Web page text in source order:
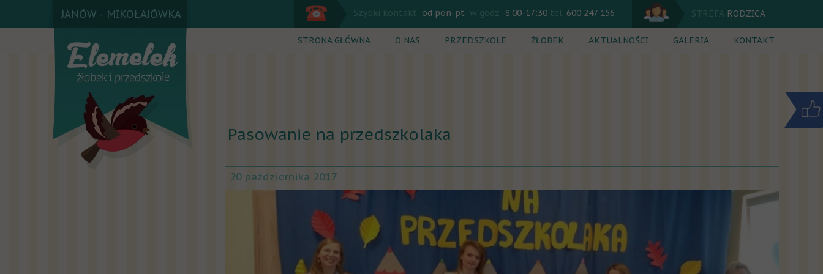
JANÓW - MIKOŁAJÓWKA STREFA RODZICA
STRONA GŁÓWNA O NAS PRZEDSZKOLE
Cennik
ŻŁOBEK AKTUALNOŚCI GALERIA KONTAKT
Szybki kontakt od pon-pt w godz 8:00-17:30 tel. 600 247 156
20 października 2017
Pasowanie na przedszkolaka